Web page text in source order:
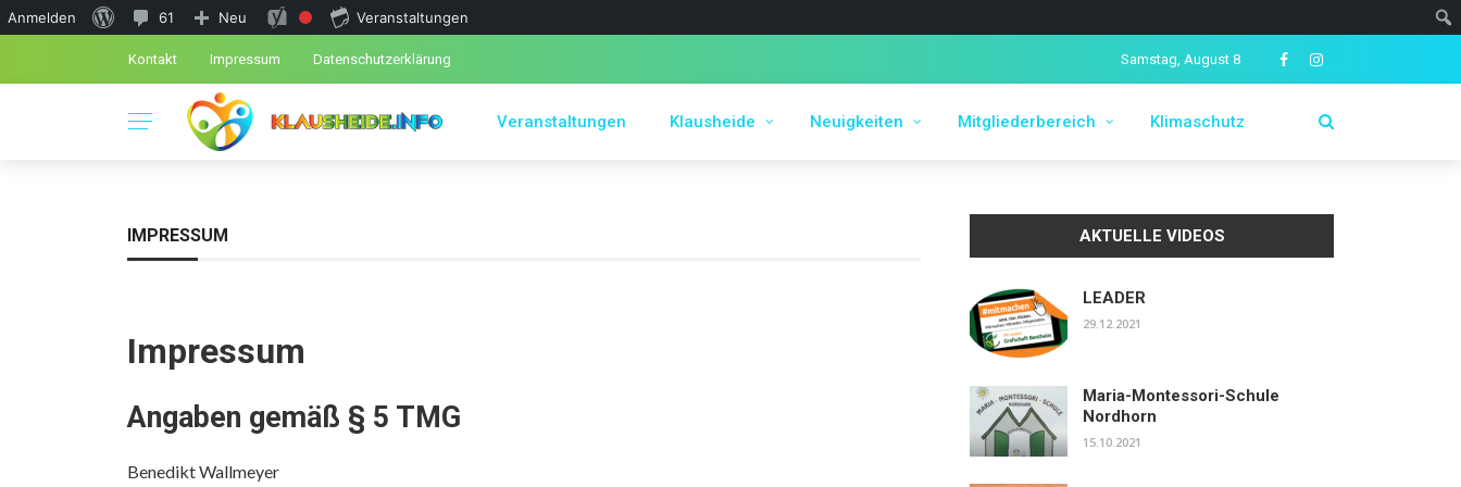
Kontakt Impressum Datenschutzerklärung Samstag, August 8
Veranstaltungen Klausheide Neuigkeiten Mitgliederbereich Klimaschutz
IMPRESSUM
Impressum
Angaben gemäß § 5 TMG
Benedikt Wallmeyer
AKTUELLE VIDEOS
LEADER
29.12.2021
Maria-Montessori-Schule
Nordhorn
15.10.2021
Anmelden 61 Neu Veranstaltungen